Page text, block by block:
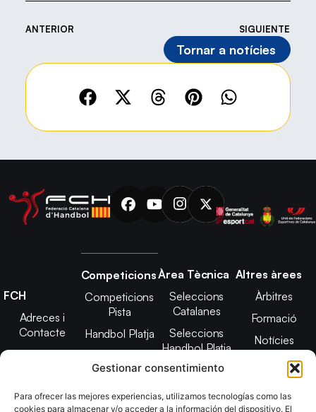
Gestionar consentimiento
Para ofrecer las mejores experiencias, utilizamos tecnologías como las
cookies para almacenar y/o acceder a la información del dispositivo. El
ANTERIOR SIGUIENTE
Tornar a notícies
FCH
Adreces i
Contacte
Junta Directiva
2025
Competicions
Competicions
Pista
Handbol Platja
Àrea Tècnica
Seleccions
Catalanes
Seleccions
Handbol Platja
Tecnificació
CATH
Altres àrees
Àrbitres
Formació
Notícies
Adreces de
contacte